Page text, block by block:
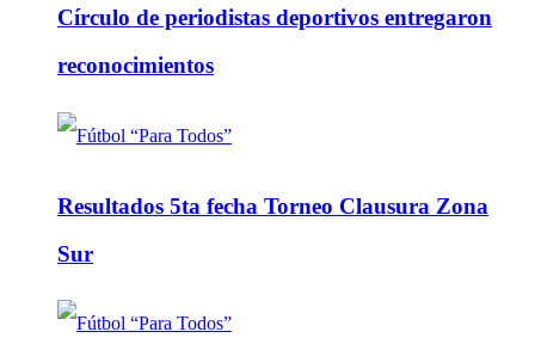
Círculo de periodistas deportivos entregaron
reconocimientos
Resultados 5ta fecha Torneo Clausura Zona
Sur